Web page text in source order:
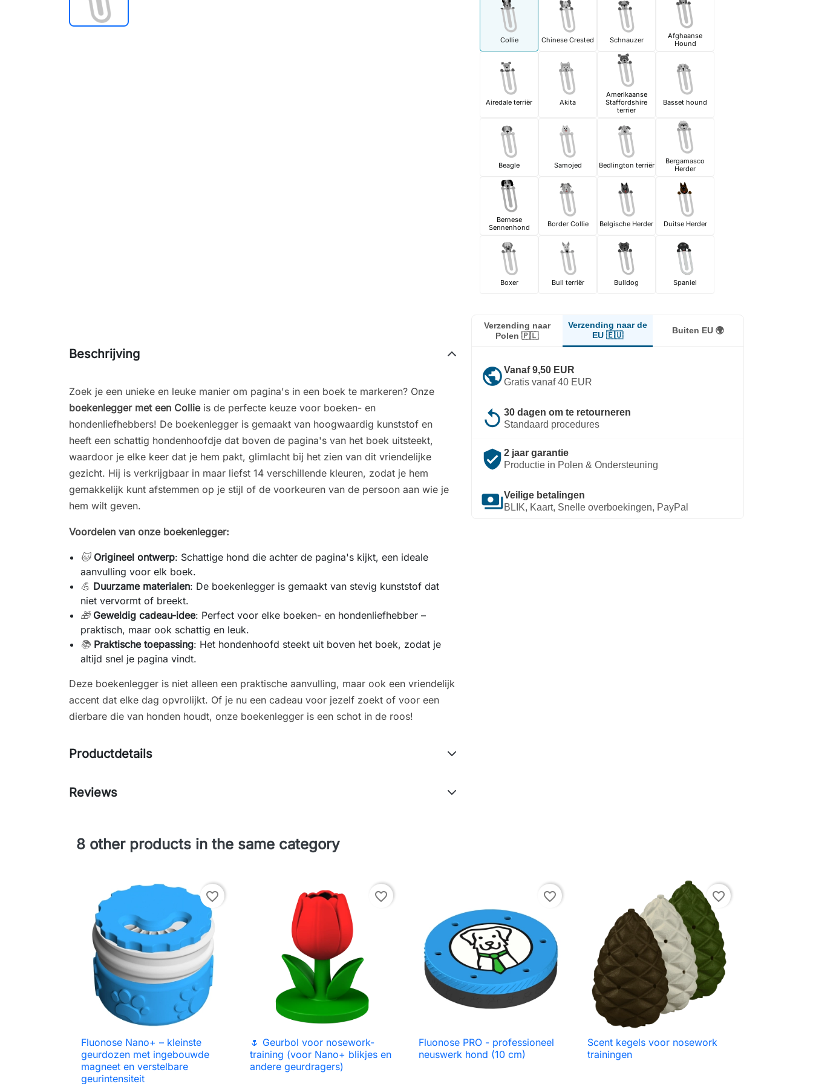
Collie Chinese Crested Schnauzer
Afghaanse
Hound
Airedale terriër Akita
Amerikaanse
Staffordshire
terrier
Basset hound
Beagle Samojed Bedlington terriër
Bergamasco
Herder
Bernese
Sennenhond
Border Collie Belgische Herder Duitse Herder
Boxer Bull terriër Bulldog Spaniel
Verzending naar
Polen 🇵🇱
Verzending naar de
EU 🇪🇺
Buiten EU 🌍
publicVanaf 9,50 EUR
Gratis vanaf 40 EUR
replay 30 dagen om te retourneren
Standaard procedures
verified_user 2 jaar garantie
Productie in Polen & Ondersteuning
paymentsVeilige betalingen
BLIK, Kaart, Snelle overboekingen, PayPal
Beschrijving
Zoek je een unieke en leuke manier om pagina's in een boek te markeren? Onze
boekenlegger met een Collie is de perfecte keuze voor boeken- en
hondenliefhebbers! De boekenlegger is gemaakt van hoogwaardig kunststof en
heeft een schattig hondenhoofdje dat boven de pagina's van het boek uitsteekt,
waardoor je elke keer dat je hem pakt, glimlacht bij het zien van dit vriendelijke
gezicht. Hij is verkrijgbaar in maar liefst 14 verschillende kleuren, zodat je hem
gemakkelijk kunt afstemmen op je stijl of de voorkeuren van de persoon aan wie je
hem wilt geven.
Voordelen van onze boekenlegger:
🐱 Origineel ontwerp: Schattige hond die achter de pagina's kijkt, een ideale
aanvulling voor elk boek.
💪 Duurzame materialen: De boekenlegger is gemaakt van stevig kunststof dat
niet vervormt of breekt.
🎁 Geweldig cadeau-idee: Perfect voor elke boeken- en hondenliefhebber –
praktisch, maar ook schattig en leuk.
📚 Praktische toepassing: Het hondenhoofd steekt uit boven het boek, zodat je
altijd snel je pagina vindt.
Deze boekenlegger is niet alleen een praktische aanvulling, maar ook een vriendelijk
accent dat elke dag opvrolijkt. Of je nu een cadeau voor jezelf zoekt of voor een
dierbare die van honden houdt, onze boekenlegger is een schot in de roos!
Productdetails
Reviews
8 other products in the same category
favorite_border
 Snel bekijken
Fluonose Nano+ – kleinste
geurdozen met ingebouwde
magneet en verstelbare
geurintensiteit
favorite_border
 Snel bekijken
🌷 Geurbol voor nosework-
training (voor Nano+ blikjes en
andere geurdragers)
favorite_border
 Snel bekijken
Fluonose PRO - professioneel
neuswerk hond (10 cm)
favorite_border
 Snel bekijken
Scent kegels voor nosework
trainingen